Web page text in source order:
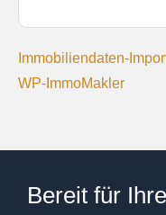
Immobiliendaten-
WP-ImmoMakler
Bereit für